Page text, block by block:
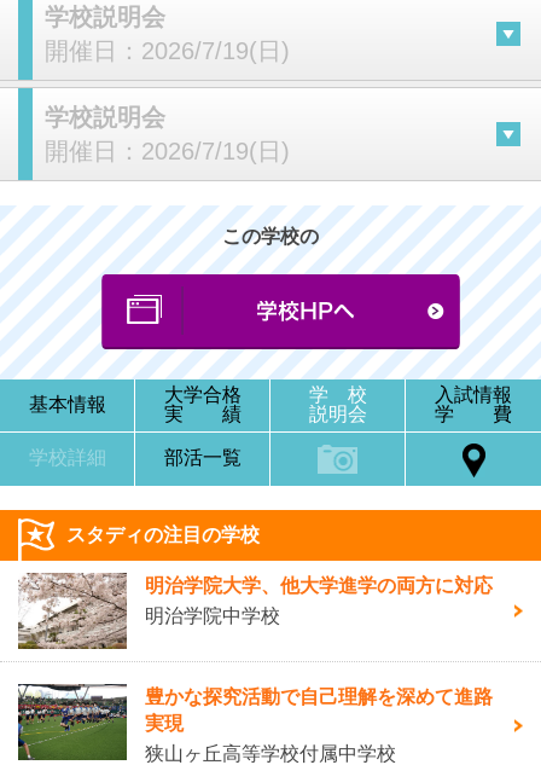
学校説明会
開催日： 2026/7/19(日)
学校説明会
開催日： 2026/7/19(日)
この学校の
基本情報
大学合格
実 績
学 校
説明会
入試情報
学 費
学校詳細 部活一覧
スタディの注目の学校
明治学院大学、他大学進学の両方に対応
明治学院中学校
豊かな探究活動で自己理解を深めて進路
実現
狭山ヶ丘高等学校付属中学校